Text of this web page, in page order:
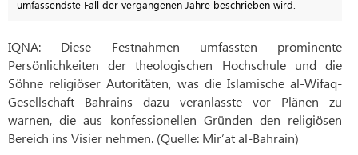
umfassendste Fall der vergangenen Jahre beschrieben wird.
IQNA: Diese Festnahmen umfassten prominente
Persönlichkeiten der theologischen Hochschule und die
Söhne religiöser Autoritäten, was die Islamische al-Wifaq-
Gesellschaft Bahrains dazu veranlasste vor Plänen zu
warnen, die aus konfessionellen Gründen den religiösen
Bereich ins Visier nehmen. (Quelle: Mir’at al-Bahrain)